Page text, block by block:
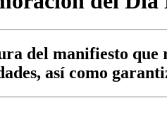
del manifiesto
así como